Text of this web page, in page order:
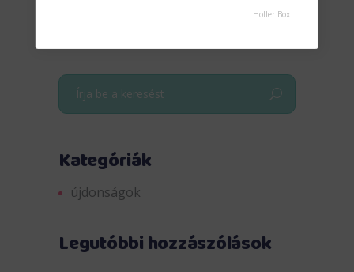
Search
for:
Kategóriák
újdonságok
Legutóbbi hozzászólások
Holler Box